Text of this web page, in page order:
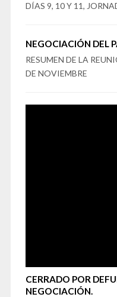
DÍAS 9, 10 Y 11,
NEGOCIACIÓN DEL
RESUMEN DE LA
DE NOVIEMBRE
CERRADO POR
NEGOCIACIÓN.